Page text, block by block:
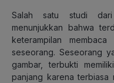
Salah satu studi
menunjukkan bahwa
keterampilan
seseorang. Seseorang
gambar, terbukti
panjang karena terbiasa